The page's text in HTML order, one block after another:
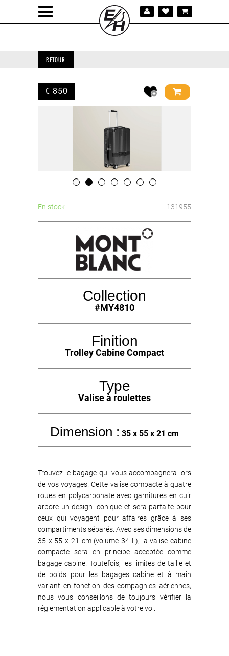
RETOUR
€ 850
En stock 131955
Collection
#MY4810
Finition
Trolley Cabine Compact
Type
Valise à roulettes
Dimension : 35 x 55 x 21 cm
Trouvez le bagage qui vous accompagnera lors
de vos voyages. Cette valise compacte à quatre
roues en polycarbonate avec garnitures en cuir
arbore un design iconique et sera parfaite pour
ceux qui voyagent pour affaires grâce à ses
compartiments séparés. Avec ses dimensions de
35 x 55 x 21 cm (volume 34 L), la valise cabine
compacte sera en principe acceptée comme
bagage cabine. Toutefois, les limites de taille et
de poids pour les bagages cabine et à main
variant en fonction des compagnies aériennes,
nous vous conseillons de toujours vérifier la
réglementation applicable à votre vol.